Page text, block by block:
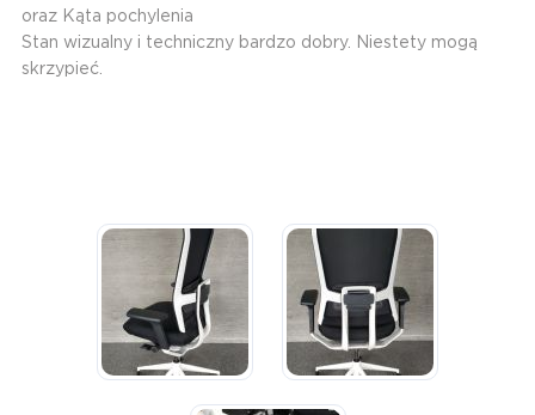
oraz Kąta pochylenia
Stan wizualny i techniczny bardzo dobry. Niestety mogą
skrzypieć.